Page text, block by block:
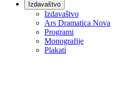
Izdavaštvo
Izdavaštvo
Ars Dramatica Nova
Programi
Monografije
Plakati